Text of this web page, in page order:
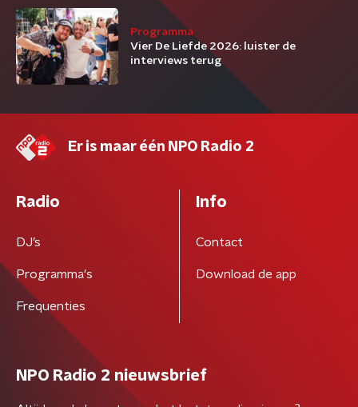
Programma
Vier De Liefde 2026: luister de
interviews terug
Er is maar één NPO Radio 2
Radio
DJ’s
Programma's
Frequenties
Info
Contact
Download de app
NPO Radio 2 nieuwsbrief